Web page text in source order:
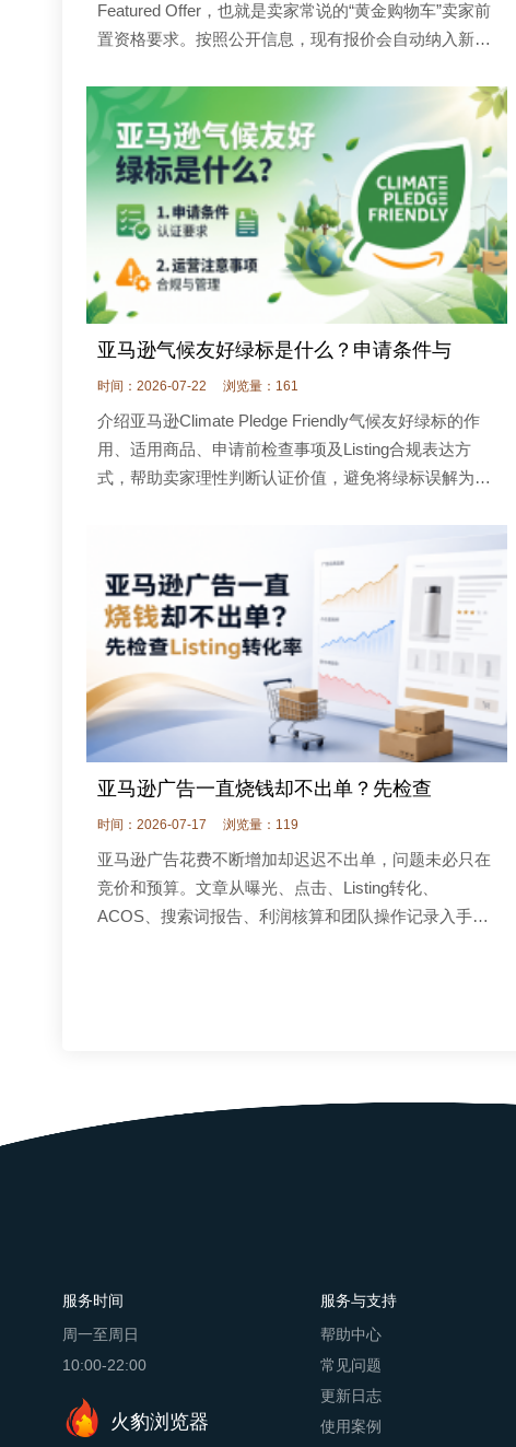
Featured Offer，也就是卖家常说的“黄金购物车”卖家前
置资格要求。按照公开信息，现有报价会自动纳入新的
至其他亚马逊站点，具体上线时间仍应以各
亚马逊气候友好绿标是什么？申请条件与
时间：2026-07-22 浏览量：161
介绍亚马逊Climate Pledge Friendly气候友好绿标的作
用、适用商品、申请前检查事项及Listing合规表达方
式，帮助卖家理性判断认证价值，避免将绿标误解为固
亚马逊广告一直烧钱却不出单？先检查
时间：2026-07-17 浏览量：119
亚马逊广告花费不断增加却迟迟不出单，问题未必只在
竞价和预算。文章从曝光、点击、Listing转化、
ACOS、搜索词报告、利润核算和团队操作记录入手，
服务时间
周一至周日
10:00-22:00
火豹浏览器
服务与支持
帮助中心
常见问题
更新日志
使用案例